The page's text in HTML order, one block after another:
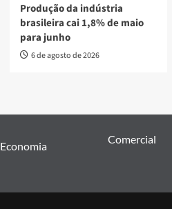
Produção da indústria
brasileira cai 1,8% de maio
para junho
6 de agosto de 2026
Economia
Comercial